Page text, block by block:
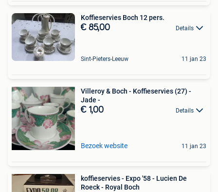
Koffieservies Boch 12 pers.
€ 85,00 Details
Sint-Pieters-Leeuw 11 jan 23
Villeroy & Boch - Koffieservies (27) -
Jade -
€ 1,00 Details
Bezoek website 11 jan 23
koffieservies - Expo '58 - Lucien De
Roeck - Royal Boch